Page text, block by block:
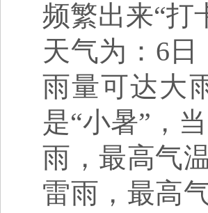
频繁出来“打
天气为：6
雨量可达大
是“小暑”，
雨，最高气
雷雨，最高